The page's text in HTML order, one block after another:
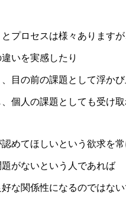
プロセスは様々ありますが
いを実感したり
目の前の課題として浮かび
個人の課題としても受け取
めてほしいという欲求を常
がないという人であれば
な関係性になるのではない